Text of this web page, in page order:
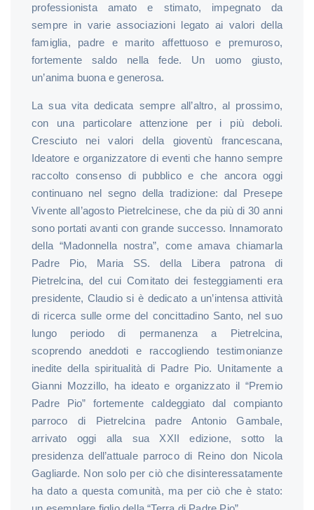
professionista amato e stimato, impegnato da
sempre in varie associazioni legato ai valori della
famiglia, padre e marito affettuoso e premuroso,
fortemente saldo nella fede. Un uomo giusto,
un’anima buona e generosa.
La sua vita dedicata sempre all’altro, al prossimo,
con una particolare attenzione per i più deboli.
Cresciuto nei valori della gioventù francescana,
Ideatore e organizzatore di eventi che hanno sempre
raccolto consenso di pubblico e che ancora oggi
continuano nel segno della tradizione: dal Presepe
Vivente all’agosto Pietrelcinese, che da più di 30 anni
sono portati avanti con grande successo. Innamorato
della “Madonnella nostra”, come amava chiamarla
Padre Pio, Maria SS. della Libera patrona di
Pietrelcina, del cui Comitato dei festeggiamenti era
presidente, Claudio si è dedicato a un’intensa attività
di ricerca sulle orme del concittadino Santo, nel suo
lungo periodo di permanenza a Pietrelcina,
scoprendo aneddoti e raccogliendo testimonianze
inedite della spiritualità di Padre Pio. Unitamente a
Gianni Mozzillo, ha ideato e organizzato il “Premio
Padre Pio” fortemente caldeggiato dal compianto
parroco di Pietrelcina padre Antonio Gambale,
arrivato oggi alla sua XXII edizione, sotto la
presidenza dell’attuale parroco di Reino don Nicola
Gagliarde. Non solo per ciò che disinteressatamente
ha dato a questa comunità, ma per ciò che è stato: